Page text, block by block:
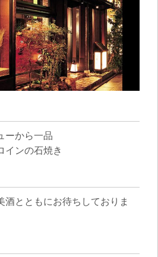
ーから一品
インの石焼き
酒とともにお待ちしておりま